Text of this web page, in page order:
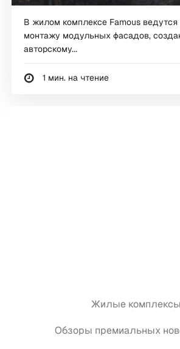
В жилом комплексе Famous
монтажу модульных фасадов,
авторскому...
1 мин. на чтение
Жилые комплексы
Обзоры премиальных